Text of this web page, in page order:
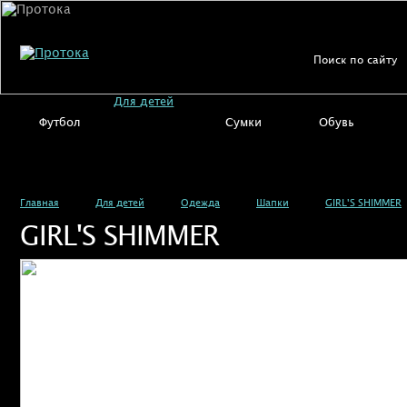
Футбол
Для детей
Сумки
Обувь
Главная Для детей Одежда Шапки GIRL'S SHIMMER
GIRL'S SHIMMER